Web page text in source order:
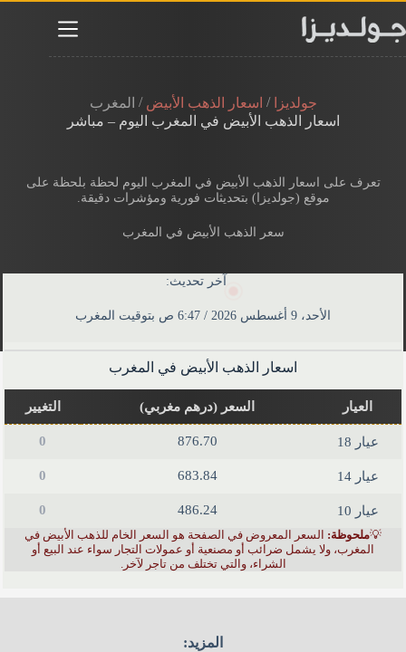
إلى
المحتوى
جولديزا / اسعار الذهب الأبيض / المغرب
اسعار الذهب الأبيض في المغرب​ اليوم – مباشر
تعرف على اسعار الذهب الأبيض في المغرب​ اليوم لحظة بلحظة​ على
موقع (جولديزا) بتحديثات فورية ومؤشرات دقيقة.
سعر الذهب الأبيض في المغرب​
آخر تحديث:
الأحد، 9 أغسطس 2026 / 6:47 ص بتوقيت المغرب
اسعار الذهب الأبيض في المغرب​
العيار السعر (درهم مغربي) التغيير
عيار 18 876.70
0
عيار 14 683.84
0
عيار 10 486.24
0
💡ملحوظة: السعر المعروض في الصفحة هو السعر الخام للذهب الأبيض في
المغرب، ولا يشمل ضرائب أو مصنعية أو عمولات التجار سواء عند البيع أو
الشراء، والتي تختلف من تاجر لآخر.
المزيد: